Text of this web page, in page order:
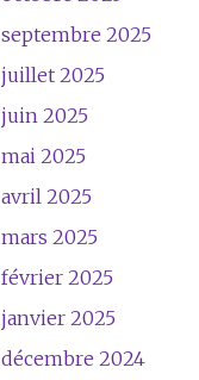
septembre 2025
juillet 2025
juin 2025
mai 2025
avril 2025
mars 2025
février 2025
janvier 2025
décembre 2024